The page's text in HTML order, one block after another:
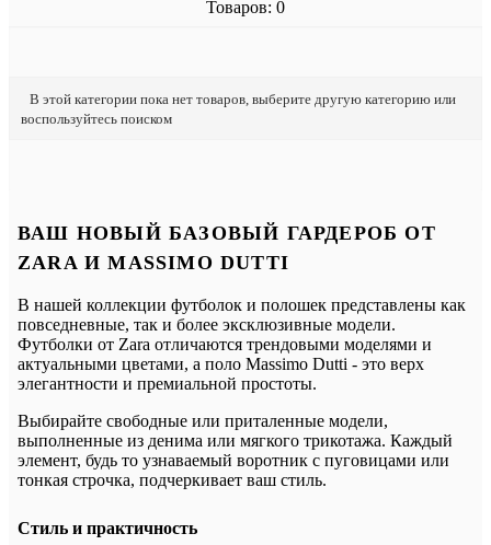
Товаров: 0
В этой категории пока нет товаров, выберите другую категорию или
воспользуйтесь поиском
ВАШ НОВЫЙ БАЗОВЫЙ ГАРДЕРОБ ОТ
ZARA И MASSIMO DUTTI
В нашей коллекции футболок и полошек представлены как
повседневные, так и более эксклюзивные модели.
Футболки от Zara отличаются трендовыми моделями и
актуальными цветами, а поло Massimo Dutti - это верх
элегантности и премиальной простоты.
Выбирайте свободные или приталенные модели,
выполненные из денима или мягкого трикотажа. Каждый
элемент, будь то узнаваемый воротник с пуговицами или
тонкая строчка, подчеркивает ваш стиль.
Стиль и практичность